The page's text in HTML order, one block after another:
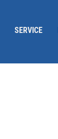
SERVICE